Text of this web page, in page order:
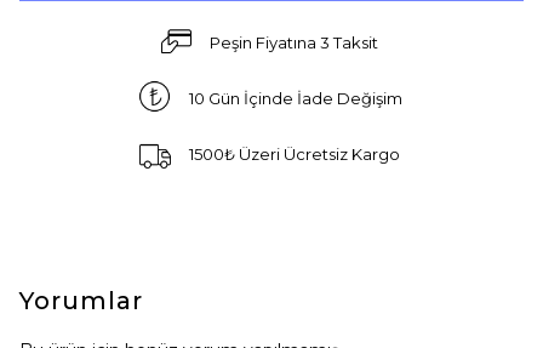
Peşin Fiyatına 3 Taksit
10 Gün İçinde İade Değişim
1500₺ Üzeri Ücretsiz Kargo
Yorumlar